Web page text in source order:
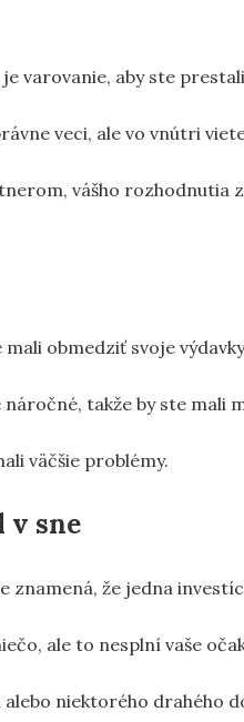
varovanie, aby ste
veci, ale vo vnútri
vášho rozhodnutia
obmedziť svoje
takže by ste mali
väčšie problémy.
v sne
znamená, že jedna
ale to nesplní vaše
niektorého drahého